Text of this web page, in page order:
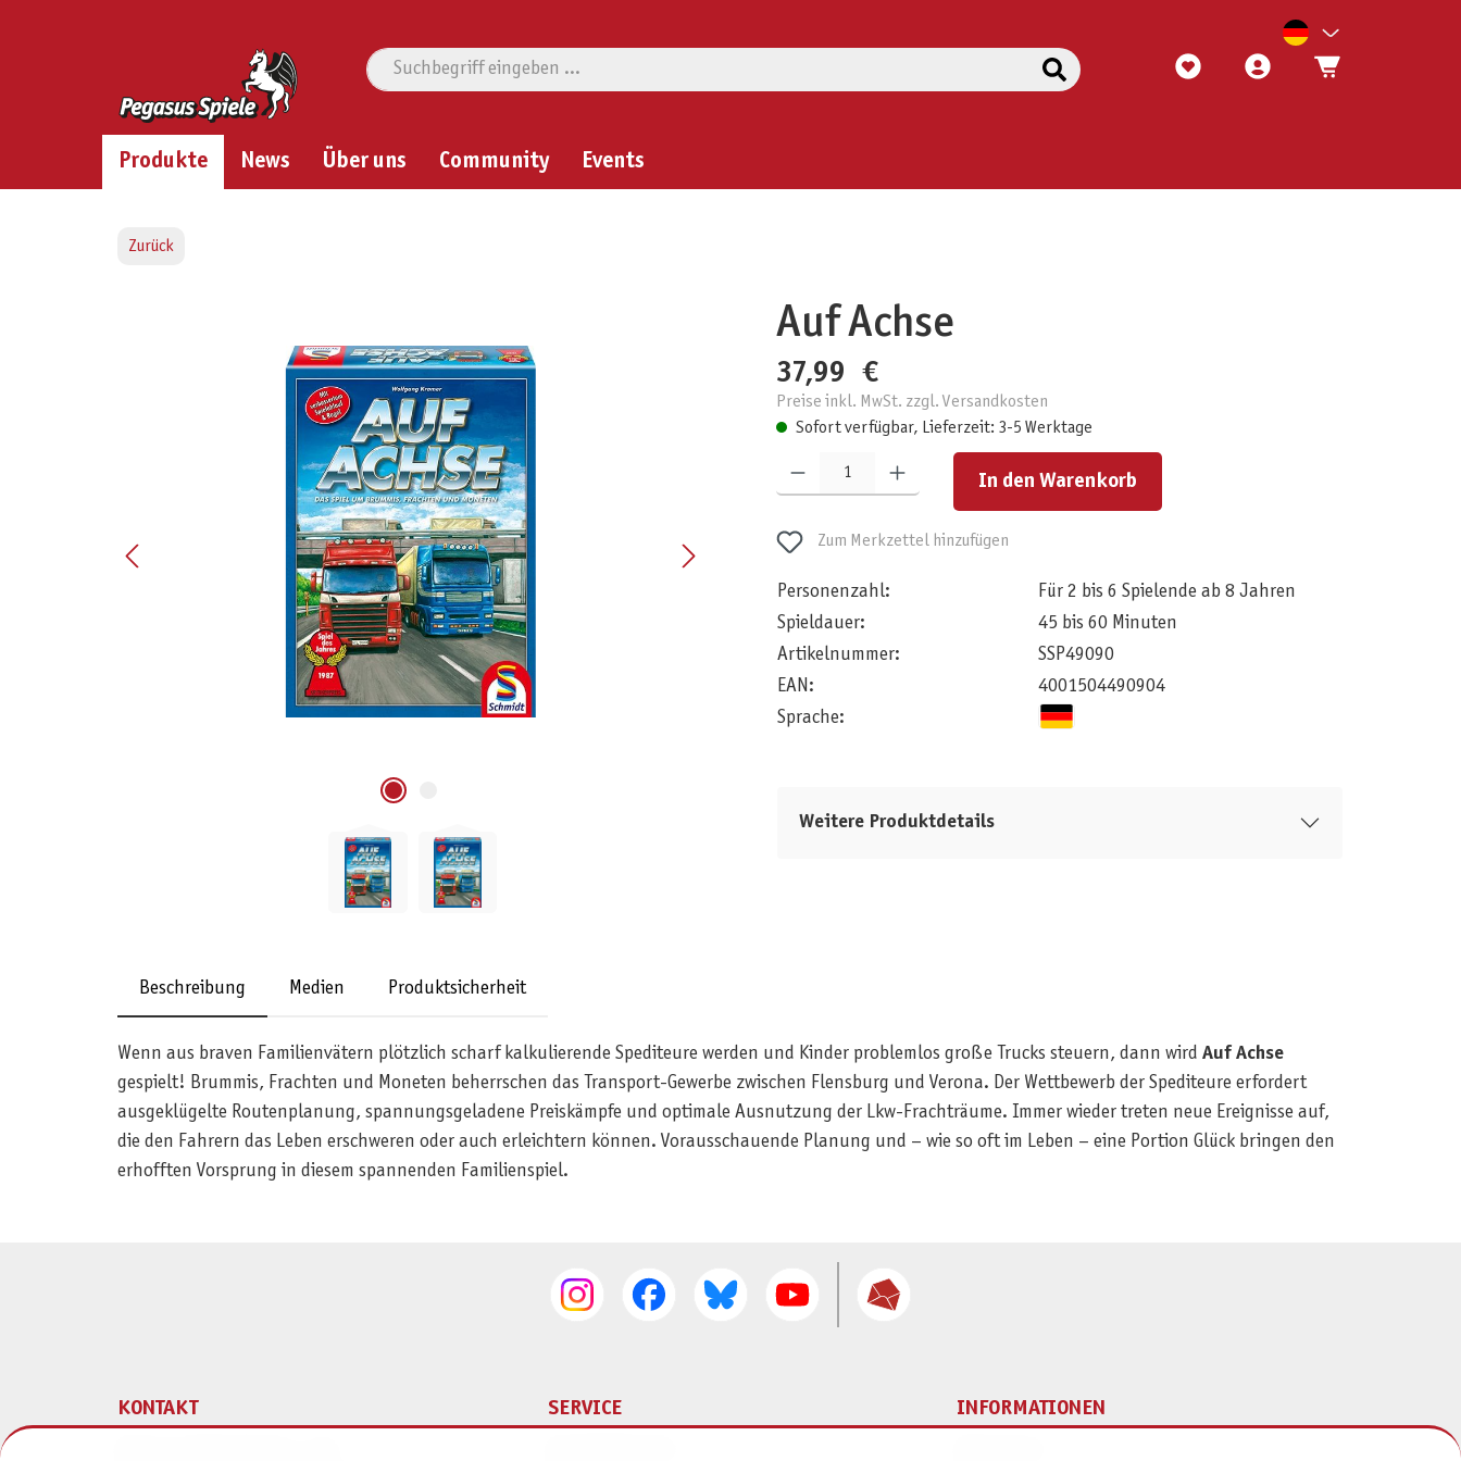
Produkte News Über uns Community Events
Zurück
Auf Achse
37,99 €
Preise inkl. MwSt. zzgl. Versandkosten
Sofort verfügbar, Lieferzeit: 3-5 Werktage
Produkt Anzahl: Gib den gewünschten Wert ein oder benutze die Schaltflächen um die Anzahl zu erhöhen oder zu reduzieren.
In den Warenkorb
Zum Merkzettel hinzufügen
Personenzahl:
Für 2 bis 6 Spielende ab 8 Jahren
Spieldauer:
45 bis 60 Minuten
Artikelnummer:
SSP49090
EAN:
4001504490904
Sprache:
Weitere Produktdetails
Beschreibung Medien Produktsicherheit
Wenn aus braven Familienvätern plötzlich scharf kalkulierende Spediteure werden und Kinder problemlos große Trucks steuern, dann wird Auf Achse
gespielt! Brummis, Frachten und Moneten beherrschen das Transport-Gewerbe zwischen Flensburg und Verona. Der Wettbewerb der Spediteure erfordert
ausgeklügelte Routenplanung, spannungsgeladene Preiskämpfe und optimale Ausnutzung der Lkw-Frachträume. Immer wieder treten neue Ereignisse auf,
die den Fahrern das Leben erschweren oder auch erleichtern können. Vorausschauende Planung und – wie so oft im Leben – eine Portion Glück bringen den
erhofften Vorsprung in diesem spannenden Familienspiel.
KONTAKT SERVICE INFORMATIONEN